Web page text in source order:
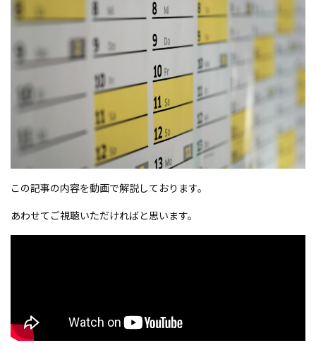
この記事の内容を動画で解説しております。
あわせてご視聴いただければと思います。